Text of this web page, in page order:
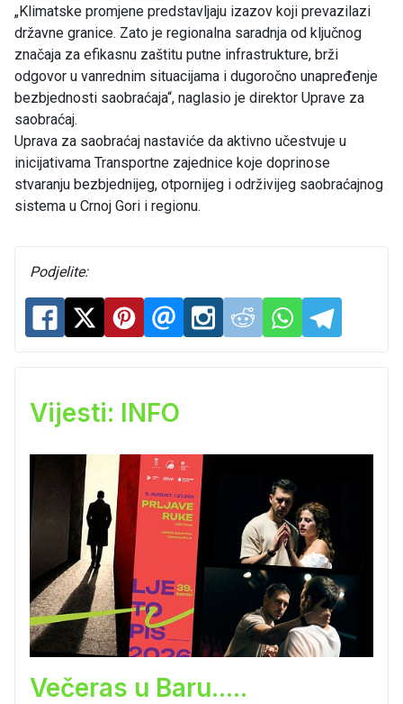
„Klimatske promjene predstavljaju izazov koji prevazilazi
državne granice. Zato je regionalna saradnja od ključnog
značaja za efikasnu zaštitu putne infrastrukture, brži
odgovor u vanrednim situacijama i dugoročno unapređenje
bezbjednosti saobraćaja“, naglasio je direktor Uprave za
saobraćaj.
Uprava za saobraćaj nastaviće da aktivno učestvuje u
inicijativama Transportne zajednice koje doprinose
stvaranju bezbjednijeg, otpornijeg i održivijeg saobraćajnog
sistema u Crnoj Gori i regionu.
Podjelite:
Vijesti: INFO
Večeras u Baru.....